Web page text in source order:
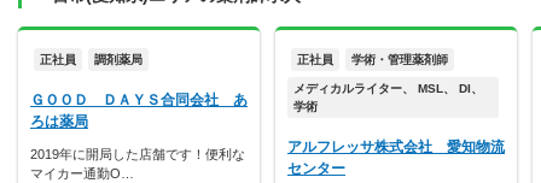
正社員 調剤薬局
ＧＯＯＤ ＤＡＹＳ合同会社 あ
ろは薬局
2019年に開局した店舗です！便利な
マイカー通勤O…
正社員 学術・管理薬剤師
メディカルライター、 MSL、 DI、
学術
アルフレッサ株式会社 愛知物流
センター